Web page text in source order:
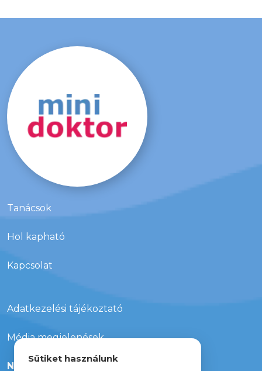
Tanácsok
Hol kapható
Kapcsolat
Adatkezelési tájékoztató
Média megjelenések
Nyereményjáték
Sütiket használunk